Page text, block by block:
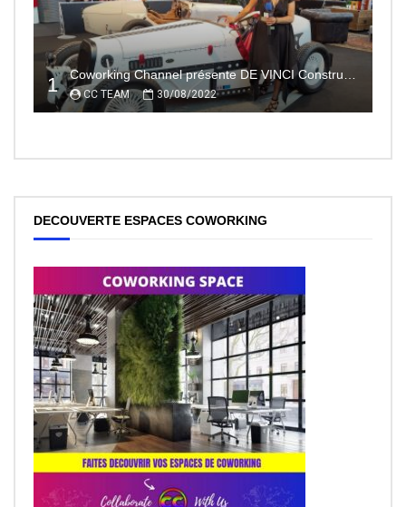
1 CC TEAM 30/08/2022
DECOUVERTE ESPACES COWORKING